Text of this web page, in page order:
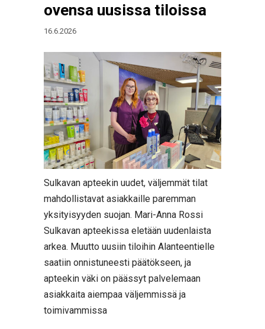
ovensa uusissa tiloissa
16.6.2026
Sulkavan apteekin uudet, väljemmät tilat
mahdollistavat asiakkaille paremman
yksityisyyden suojan. Mari-Anna Rossi
Sulkavan apteekissa eletään uudenlaista
arkea. Muutto uusiin tiloihin Alanteentielle
saatiin onnistuneesti päätökseen, ja
apteekin väki on päässyt palvelemaan
asiakkaita aiempaa väljemmissä ja
toimivammissa